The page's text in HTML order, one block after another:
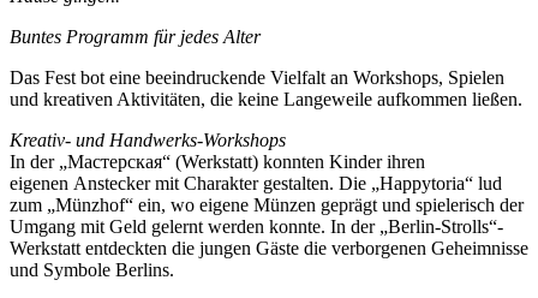
Buntes Programm für jedes Alter
Das Fest bot eine beeindruckende Vielfalt an Workshops, Spielen
und kreativen Aktivitäten, die keine Langeweile aufkommen ließen.
Kreativ- und Handwerks-Workshops
In der „Мастерская“ (Werkstatt) konnten Kinder ihren
eigenen Anstecker mit Charakter gestalten. Die „Happytoria“ lud
zum „Münzhof“ ein, wo eigene Münzen geprägt und spielerisch der
Umgang mit Geld gelernt werden konnte. In der „Berlin-Strolls“-
Werkstatt entdeckten die jungen Gäste die verborgenen Geheimnisse
und Symbole Berlins.